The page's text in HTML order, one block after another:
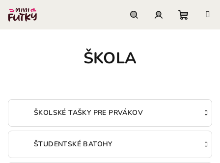
obsah
ŠKOLA
ŠKOLSKÉ TAŠKY PRE PRVÁKOV
ŠTUDENTSKÉ BATOHY